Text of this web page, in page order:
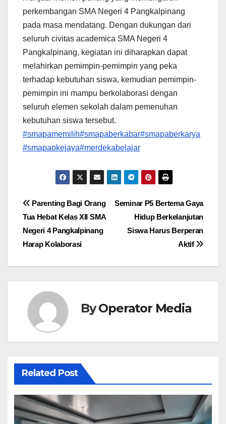
perkembangan SMA Negeri 4 Pangkalpinang
pada masa mendatang. Dengan dukungan dari
seluruh civitas academica SMA Negeri 4
Pangkalpinang, kegiatan ini diharapkan dapat
melahirkan pemimpin-pemimpin yang peka
terhadap kebutuhan siswa, kemudian pemimpin-
pemimpin ini mampu berkolaborasi dengan
seluruh elemen sekolah dalam pemenuhan
kebutuhan siswa tersebut.
#smapamemilih#smapaberkabar#smapaberkarya
#smapaokejaya#merdekabelajar
Post
navigation
Seminar P5 Bertema Gaya
Hidup Berkelanjutan
Siswa Harus Berperan
Aktif
Parenting Bagi Orang
Tua Hebat Kelas XII SMA
Negeri 4 Pangkalpinang
Harap Kolaborasi
ByOperator Media
Related Post